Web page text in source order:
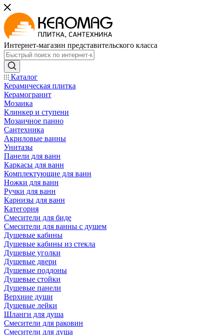
Интернет-магазин представительского класса
Каталог
Керамическая плитка
Керамогранит
Мозаика
Клинкер и ступени
Мозаичное панно
Сантехника
Акриловые ванны
Унитазы
Панели для ванн
Каркасы для ванн
Комплектующие для ванн
Ножки для ванн
Ручки для ванн
Карнизы для ванн
Категория
Смесители для биде
Смесители для ванны с душем
Душевые кабины
Душевые кабины из стекла
Душевые уголки
Душевые двери
Душевые поддоны
Душевые стойки
Душевые панели
Верхние души
Душевые лейки
Шланги для душа
Смесители для раковин
Смесители для душа